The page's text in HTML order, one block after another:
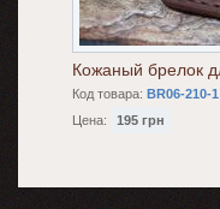
Кожаный брелок
Код товара: BR06-210-1
Цена:
195 грн